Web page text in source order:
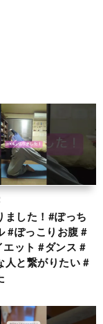
ました！#ぽっち
#ぽっこりお腹 #
エット #ダンス #
人と繋がりたい #